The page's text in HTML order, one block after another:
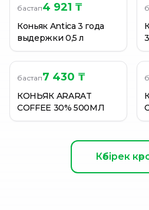
бастап4 921 ₸
Коньяк Antica 3 года
выдержки 0,5 л
бастап7 430 ₸
КОНЬЯК ARARAT
COFFEE 30% 500МЛ
Көбірек